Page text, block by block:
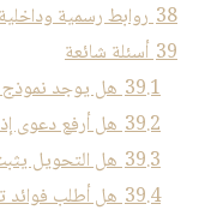
38 روابط رسمية
39 أسئلة شائعة
39.1 هل يوجد نموذج
39.2 هل أرفع دعوى
39.3 هل التحويل
39.4 هل أطلب فوائد